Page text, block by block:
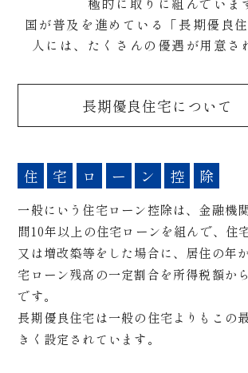
国が普及を進めている「長期優良
人には、たくさんの優遇が用意さ
長期優良住宅について
住 宅 ロ ー ン 控 除
一般にいう住宅ローン控除は、金融機
間10年以上の住宅ローンを組んで、住
又は増改築等をした場合に、居住の年
宅ローン残高の一定割合を所得税額か
です。
長期優良住宅は一般の住宅よりもこの
きく設定されています。